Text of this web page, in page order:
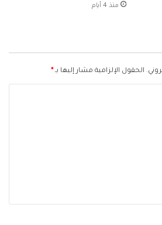
منذ 4 أيام
الحقول الإلزامية مشار إليها بـ*